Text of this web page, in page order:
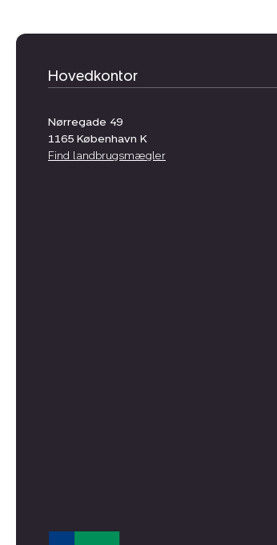
Hovedkontor
Nørregade 49
1165 København K
Find landbrugsmægler